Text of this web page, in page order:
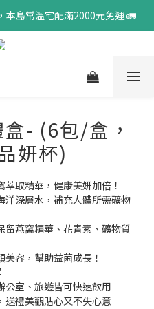
本島常溫宅配滿2000元免運 🚛
- (6包/盒，
妍杯)
取精華，健康美妍加倍！
洋深層水，補充人體所需礦物
留燕窩精華、花青素、礦物質
容，幫助益菌成長！
公室、旅遊皆可快速飲用
送禮美觀貼心又不失心意